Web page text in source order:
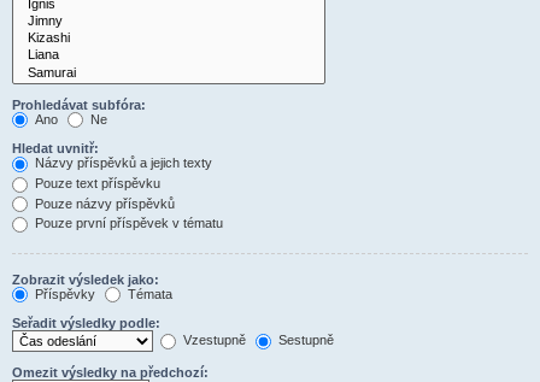
Prohledávat subfóra:
Ano
Ne
Hledat uvnitř:
Názvy příspěvků a jejich texty
Pouze text příspěvku
Pouze názvy příspěvků
Pouze první příspěvek v tématu
Zobrazit výsledek jako:
Příspěvky
Témata
Seřadit výsledky podle:
Vzestupně
Sestupně
Omezit výsledky na předchozí: